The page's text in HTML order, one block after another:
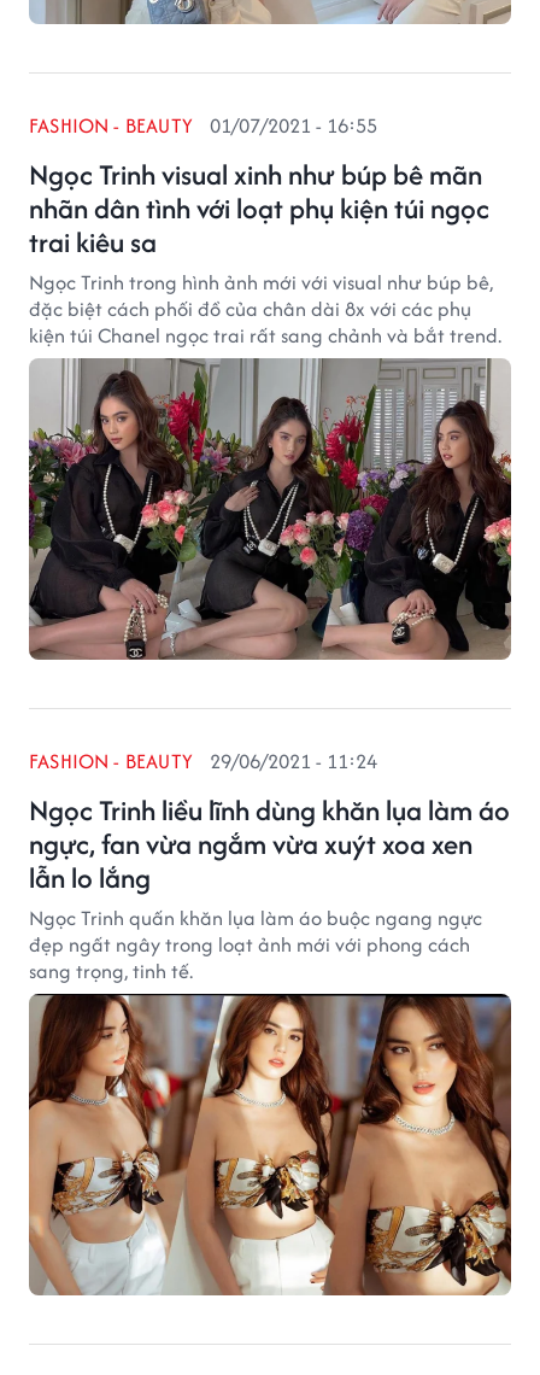
Ngọc Trinh visual xinh như búp bê mãn
nhãn dân tình với loạt phụ kiện túi ngọc
trai kiêu sa
FASHION - BEAUTY 01/07/2021 - 16:55
Ngọc Trinh trong hình ảnh mới với visual như búp bê,
đặc biệt cách phối đồ của chân dài 8x với các phụ
kiện túi Chanel ngọc trai rất sang chảnh và bắt trend.
Ngọc Trinh liều lĩnh dùng khăn lụa làm áo
ngực, fan vừa ngắm vừa xuýt xoa xen
lẫn lo lắng
FASHION - BEAUTY 29/06/2021 - 11:24
Ngọc Trinh quấn khăn lụa làm áo buộc ngang ngực
đẹp ngất ngây trong loạt ảnh mới với phong cách
sang trọng, tinh tế.